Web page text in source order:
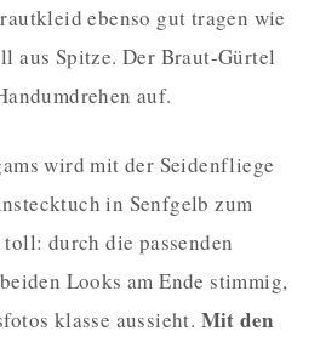
ebenso gut tragen wie
aus Spitze. Der Braut-Gürtel
auf.
wird mit der Seidenfliege
in Senfgelb zum
durch die passenden
Looks am Ende stimmig,
klasse aussieht. Mit den